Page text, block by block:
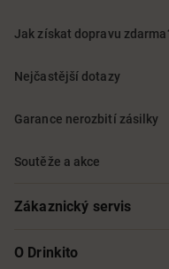
Jak získat dopravu
Nejčastější dotazy
Garance nerozbití zásilky
Soutěže a akce
Zákaznický servis
Sledování objednávky
O Drinkito